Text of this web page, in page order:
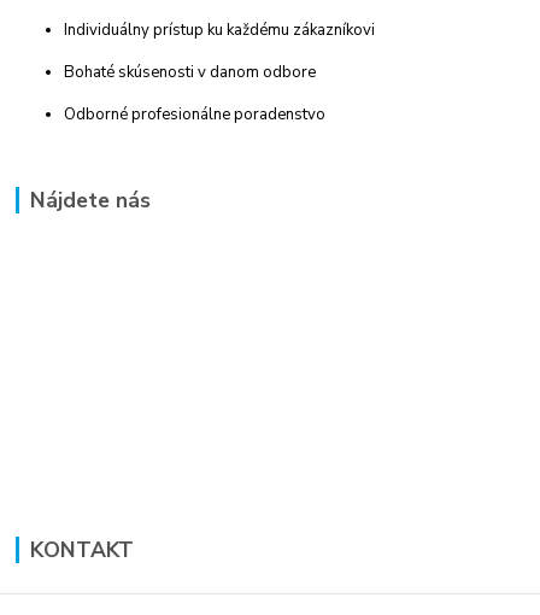
Individuálny prístup ku každému zákazníkovi
Bohaté skúsenosti v danom odbore
Odborné profesionálne poradenstvo
Nájdete nás
KONTAKT